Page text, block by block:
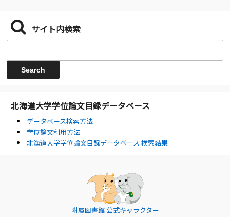
サイト内検索
北海道大学学位論文目録データベース
データベース検索方法
学位論文利用方法
北海道大学学位論文目録データベース 検索結果
附属図書館 公式キャラクター